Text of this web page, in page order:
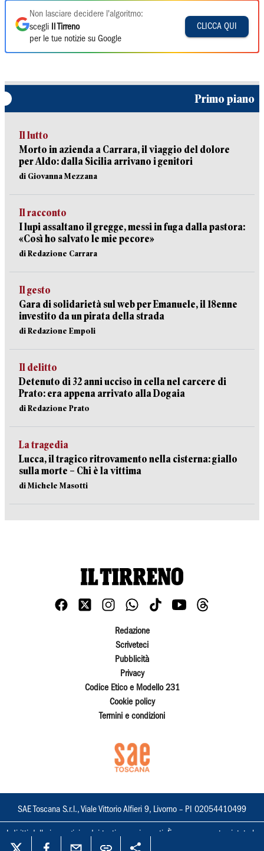
Non lasciare decidere l'algoritmo:
scegli
Il Tirreno
per le tue notizie su Google
CLICCA QUI
Primo piano
Il lutto
Morto in azienda a Carrara, il viaggio del dolore
per Aldo: dalla Sicilia arrivano i genitori
di Giovanna Mezzana
Il racconto
I lupi assaltano il gregge, messi in fuga dalla pastora:
«Così ho salvato le mie pecore»
di Redazione Carrara
Il gesto
Gara di solidarietà sul web per Emanuele, il 18enne
investito da un pirata della strada
di Redazione Empoli
Il delitto
Detenuto di 32 anni ucciso in cella nel carcere di
Prato: era appena arrivato alla Dogaia
di Redazione Prato
La tragedia
Lucca, il tragico ritrovamento nella cisterna: giallo
sulla morte – Chi è la vittima
di Michele Masotti
Redazione
Scriveteci
Pubblicità
Privacy
Codice Etico e Modello 231
Cookie policy
Termini e condizioni
SAE Toscana S.r.l., Viale Vittorio Alfieri 9, Livorno – PI 02054410499
I diritti delle immagini e dei testi sono riservati. È espressamente vietata la
loro riproduzione con qualsiasi mezzo e l'adattamento totale o parziale.